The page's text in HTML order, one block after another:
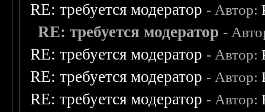
RE: требуется модератор - Автор:
RE: требуется модератор -
RE: требуется модератор - Автор:
RE: требуется модератор - Автор:
RE: требуется модератор - Автор: